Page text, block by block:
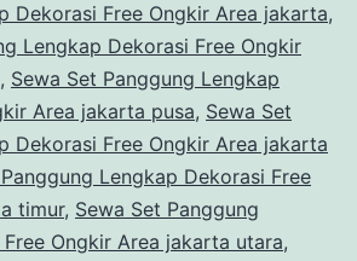
Dekorasi Free Ongkir Area jakarta,
Lengkap Dekorasi Free Ongkir
, Sewa Set Panggung Lengkap
Area jakarta pusa, Sewa Set
Dekorasi Free Ongkir Area jakarta
Lengkap Dekorasi Free
timur, Sewa Set Panggung
Ongkir Area jakarta utara,